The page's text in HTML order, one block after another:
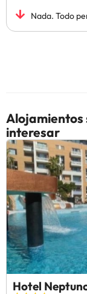
Nada. Todo
Alojamientos
interesar
Hotel